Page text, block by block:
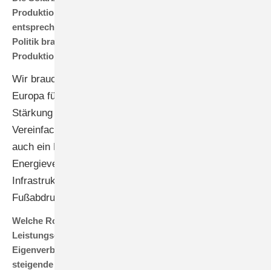
Produktion aus- und aufbauen. Auch Kosten hat ja
entsprechende Pläne. Welche Unterstützung seitens der
Politik braucht die Solarindustrie, um eine europäische
Produktion tatsächlich aufbauen zu können?
Wir brauchen einerseits eine Förderung des Standorts
Europa für Produktion, andererseits aber auch eine
Stärkung des Handwerks. Zudem ist die
Vereinfachung der Regularien wichtig. Hilfreich ist
auch ein Bekenntnis zu einer unabhängigen
Energieversorgung mit Blick auf die kritische
Infrastruktur und klare Vorgaben zum CO2-
Fußabdruck für die Produkte.
Welche Rolle spielen im Wettbewerb bei der
Leistungselektronik Geschäftsmodelle wie
Eigenverbrauch und Komplettsysteme sowie die
steigende Komplexität?